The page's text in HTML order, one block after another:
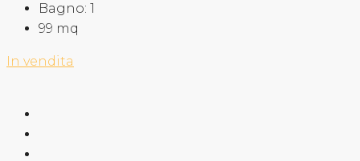
Bagno: 1
99 mq
In vendita